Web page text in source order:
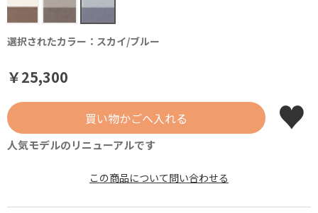
人気モデルのリニューアルです
￥25,300
選択されたカラー：スカイ/ブルー
この商品について問い合わせる